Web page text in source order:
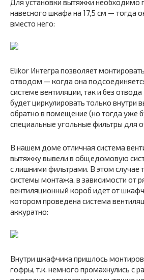
Для установки вытяжки необходимо
навесного шкафа на 17,5 см — тогда
вместо него:
Elikor Интегра позволяет
отводом — когда она
системе вентиляции, так и без
будет циркулировать только внутри
обратно в помещение (но тогда уже
специальные угольные фильтры для
В нашем доме отличная система
вытяжку вывели в общедомовую
с лишними фильтрами. В этом случае
системы монтажа, в зависимости от
вентиляционный короб идет от
котором проведена система
аккуратно:
Внутри шкафчика пришлось
гофры, т.к. немного промахнулись с